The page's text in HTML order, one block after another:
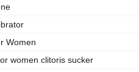
Women
women clitoris sucker